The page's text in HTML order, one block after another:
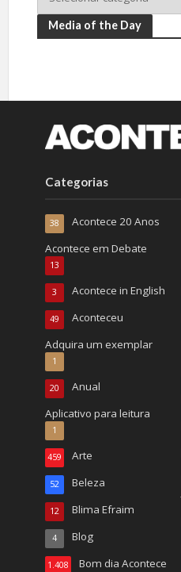
Media of the Day
Categorias
Acontece 20 Anos
38
Acontece em Debate
13
Acontece in English
3
Aconteceu
49
Adquira um exemplar
1
Anual
20
Aplicativo para leitura
1
Arte
459
Beleza
52
Blima Efraim
12
Blog
4
Bom dia Acontece
1.408